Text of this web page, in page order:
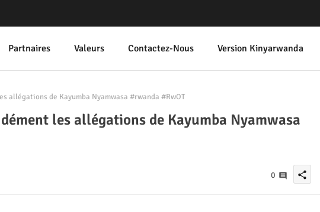
Partnaires Valeurs Contactez-Nous Version Kinyarwanda
allégations de Kayumba Nyamwasa #rwanda #RwOT
les allégations de Kayumba Nyamwasa
0 share